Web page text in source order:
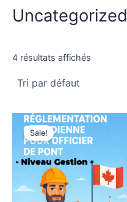
Uncategorized
4 résultats affichés
Sale!
Le
prix
initial
700.00$ CAD.